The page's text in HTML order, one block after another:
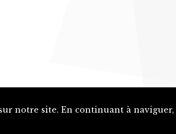
notre site. En continuant à